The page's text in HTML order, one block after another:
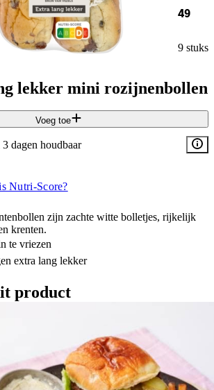
49
9 stuks
lekker mini rozijnenbollen
Voeg toe
dagen houdbaar
Nutri-Score?
zijn zachte witte bolletjes, rijkelijk
krenten.
te vriezen​
extra lang lekker​
product